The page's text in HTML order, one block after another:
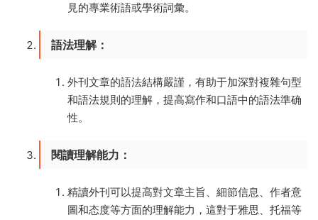
見的專業術語或學術詞彙。
語法理解：
外刊文章的語法結構嚴謹，有助于加深對複雜句型
和語法規則的理解，提高寫作和口語中的語法準确
性。
閱讀理解能力 ：
精讀外刊可以提高對文章主旨、細節信息、作者意
圖和态度等方面的理解能力，這對于雅思、托福等